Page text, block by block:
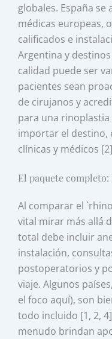
globales. España
médicas europeas,
calificados e
Argentina y
calidad puede ser
pacientes sean
de cirujanos y
para una
importar el destino,
clínicas y médicos
El paquete
Al comparar el
vital mirar más allá
total debe incluir
instalación,
postoperatorios y
viaje. Algunos
el foco aquí), son
todo incluido [1, 2,
menudo brindan